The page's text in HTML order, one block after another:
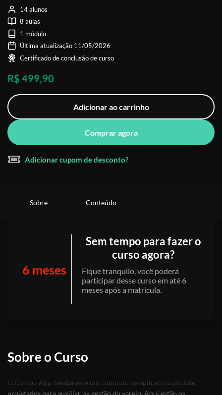
14 alunos
8 aulas
1 módulo
Última atualização 11/05/2026
Certificado de conclusão de curso
R$ 499,90
Adicionar ao carrinho
Comprar agora
Adicionar cupom de desconto?
Sobre Conteúdo
6 meses
Sem tempo para fazer o
curso agora?
Fique tranquilo, você poderá
participar desse curso em até 6
meses após a matrícula.
Sobre o Curso
O Combo App Sambanet é um conjunto de aplicativos mobile